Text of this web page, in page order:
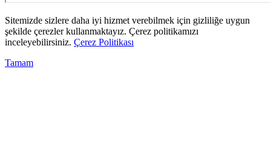
Sitemizde sizlere daha iyi hizmet verebilmek için gizliliğe uygun
şekilde çerezler kullanmaktayız. Çerez politikamızı
inceleyebilirsiniz. Çerez Politikası
Tamam